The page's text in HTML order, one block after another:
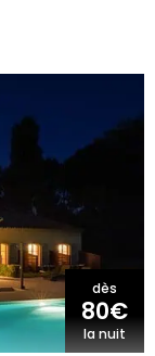
dès
80€
la nuit